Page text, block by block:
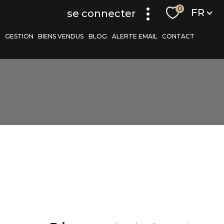
se connecter 0 Langue
FR
GESTION BIENS VENDUS BLOG ALERTE EMAIL CONTACT